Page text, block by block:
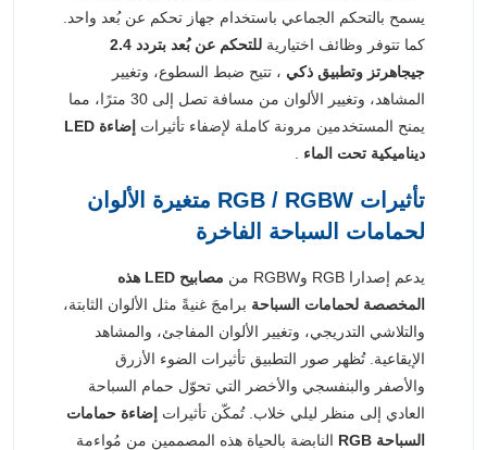
يسمح بالتحكم الجماعي باستخدام جهاز تحكم عن بُعد واحد.
كما تتوفر وظائف اختيارية
للتحكم عن بُعد بتردد 2.4
جيجاهرتز وتطبيق ذكي ، تتيح ضبط السطوع، وتغيير
المشاهد، وتغيير الألوان من مسافة تصل إلى 30 مترًا، مما
يمنح المستخدمين مرونة كاملة لإضفاء تأثيرات
إضاءة LED
ديناميكية تحت الماء
تأثيرات RGB / RGBW متغيرة الألوان
لحمامات السباحة الفاخرة
يدعم إصدارا RGB وRGBW من
مصابيح LED هذه
المخصصة لحمامات السباحة برامجَ غنيةً مثل الألوان الثابتة،
والتلاشي التدريجي، وتغيير الألوان المفاجئ، والمشاهد
الإيقاعية. تُظهر صور التطبيق تأثيرات الضوء الأزرق
والأصفر والبنفسجي والأخضر التي تحوّل حمام السباحة
العادي إلى منظر ليلي خلاب. تُمكّن تأثيرات إضاءة حمامات
السباحة RGB
النابضة بالحياة هذه المصممين من مُواءمة